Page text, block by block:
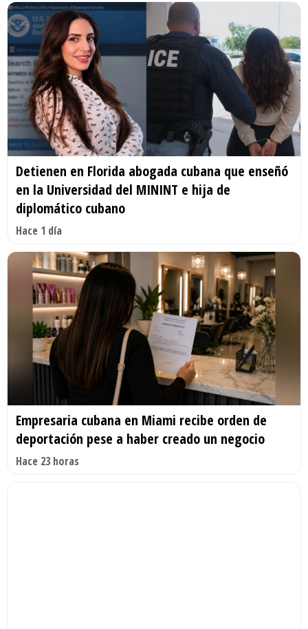
Detienen en Florida abogada cubana que enseñó
en la Universidad del MININT e hija de
diplomático cubano
Hace 1 día
Empresaria cubana en Miami recibe orden de
deportación pese a haber creado un negocio
Hace 23 horas